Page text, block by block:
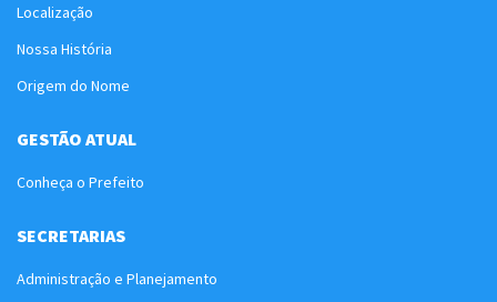
Localização
Nossa História
Origem do Nome
GESTÃO ATUAL
Conheça o Prefeito
SECRETARIAS
Administração e Planejamento